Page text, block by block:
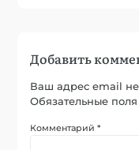
Добавить
Ваш адрес email не
Обязательные
Комментарий*